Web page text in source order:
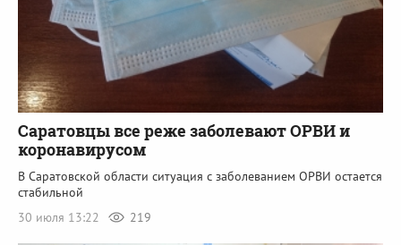
Саратовцы все реже заболевают ОРВИ и
коронавирусом
В Саратовской области ситуация с заболеванием ОРВИ остается
стабильной
30 июля 13:22
219